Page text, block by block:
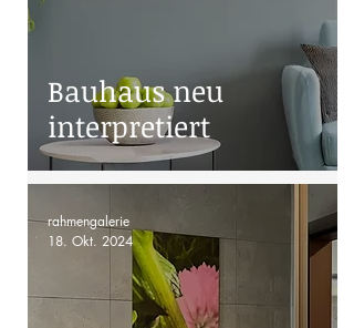
Bauhaus neu
interpretiert
rahmengalerie
18. Okt. 2024